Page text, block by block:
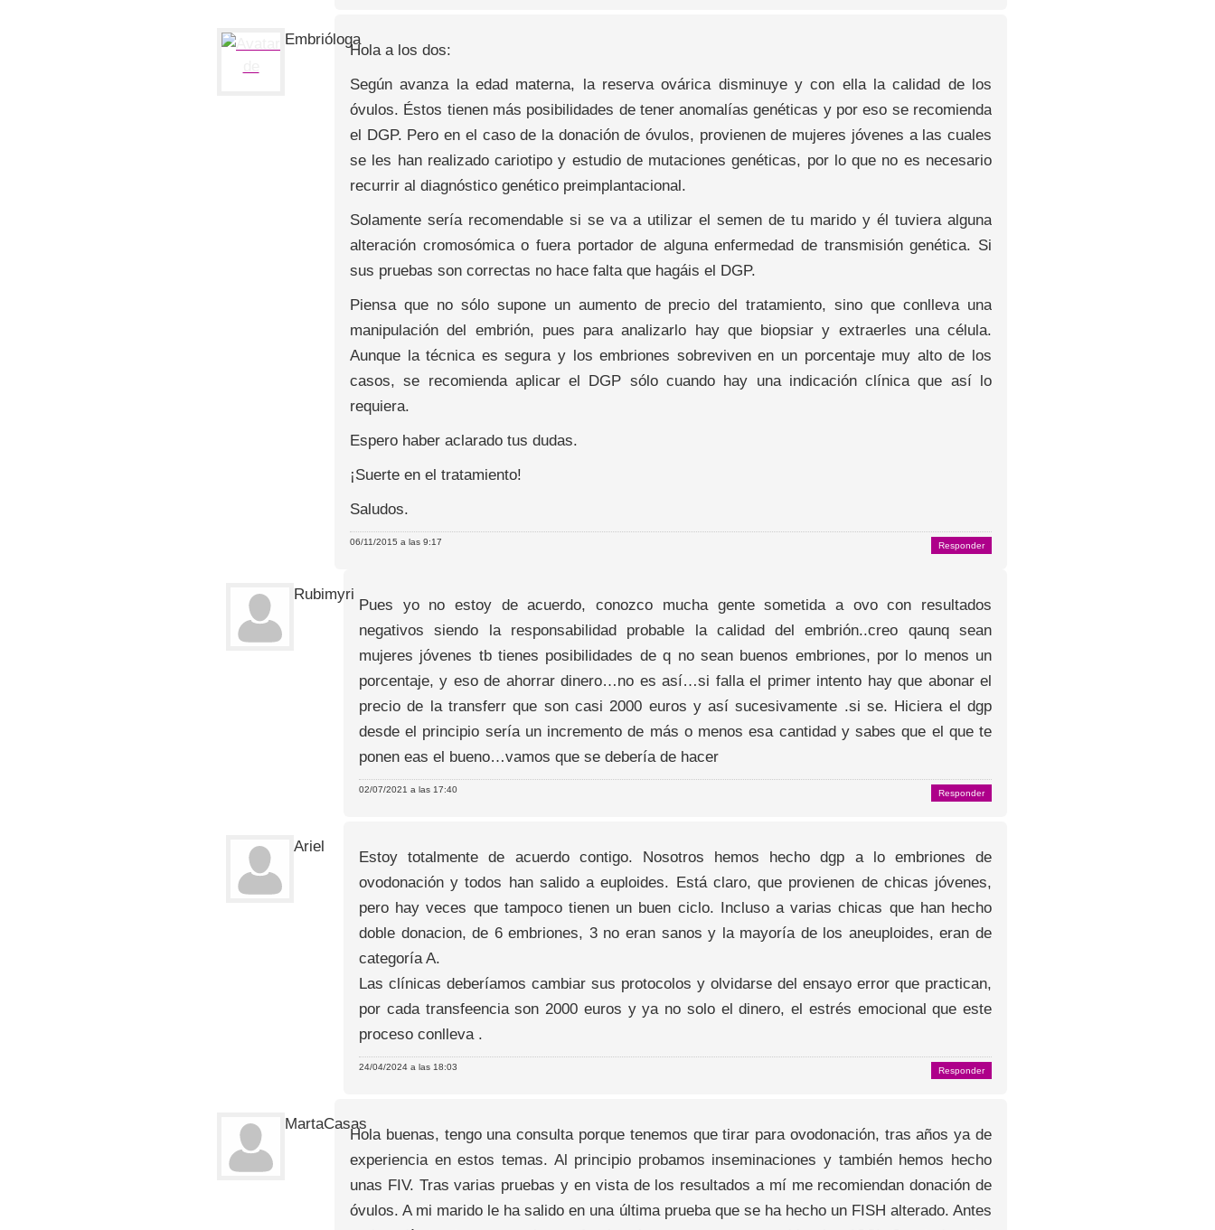
Embrióloga
Hola a los dos:
Según avanza la edad materna, la reserva ovárica disminuye y con ella la calidad de los
óvulos. Éstos tienen más posibilidades de tener anomalías genéticas y por eso se recomienda
el DGP. Pero en el caso de la donación de óvulos, provienen de mujeres jóvenes a las cuales
se les han realizado cariotipo y estudio de mutaciones genéticas, por lo que no es necesario
recurrir al diagnóstico genético preimplantacional.
Solamente sería recomendable si se va a utilizar el semen de tu marido y él tuviera alguna
alteración cromosómica o fuera portador de alguna enfermedad de transmisión genética. Si
sus pruebas son correctas no hace falta que hagáis el DGP.
Piensa que no sólo supone un aumento de precio del tratamiento, sino que conlleva una
manipulación del embrión, pues para analizarlo hay que biopsiar y extraerles una célula.
Aunque la técnica es segura y los embriones sobreviven en un porcentaje muy alto de los
casos, se recomienda aplicar el DGP sólo cuando hay una indicación clínica que así lo
requiera.
Espero haber aclarado tus dudas.
¡Suerte en el tratamiento!
Saludos.
06/11/2015 a las 9:17 Responder
Rubimyri
Pues yo no estoy de acuerdo, conozco mucha gente sometida a ovo con resultados
negativos siendo la responsabilidad probable la calidad del embrión..creo qaunq sean
mujeres jóvenes tb tienes posibilidades de q no sean buenos embriones, por lo menos un
porcentaje, y eso de ahorrar dinero…no es así…si falla el primer intento hay que abonar el
precio de la transferr que son casi 2000 euros y así sucesivamente .si se. Hiciera el dgp
desde el principio sería un incremento de más o menos esa cantidad y sabes que el que te
ponen eas el bueno…vamos que se debería de hacer
02/07/2021 a las 17:40 Responder
Ariel
Estoy totalmente de acuerdo contigo. Nosotros hemos hecho dgp a lo embriones de
ovodonación y todos han salido a euploides. Está claro, que provienen de chicas jóvenes,
pero hay veces que tampoco tienen un buen ciclo. Incluso a varias chicas que han hecho
doble donacion, de 6 embriones, 3 no eran sanos y la mayoría de los aneuploides, eran de
categoría A.
Las clínicas deberíamos cambiar sus protocolos y olvidarse del ensayo error que practican,
por cada transfeencia son 2000 euros y ya no solo el dinero, el estrés emocional que este
proceso conlleva .
24/04/2024 a las 18:03 Responder
MartaCasas
Hola buenas, tengo una consulta porque tenemos que tirar para ovodonación, tras años ya de
experiencia en estos temas. Al principio probamos inseminaciones y también hemos hecho
unas FIV. Tras varias pruebas y en vista de los resultados a mí me recomiendan donación de
óvulos. A mi marido le ha salido en una última prueba que se ha hecho un FISH alterado. Antes